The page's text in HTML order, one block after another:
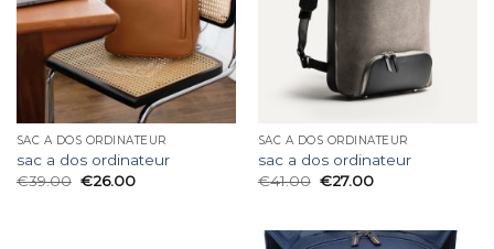
SAC A DOS ORDINATEUR
sac a dos ordinateur
€39.00 €26.00
SAC A DOS ORDINATEUR
sac a dos ordinateur
€41.00 €27.00